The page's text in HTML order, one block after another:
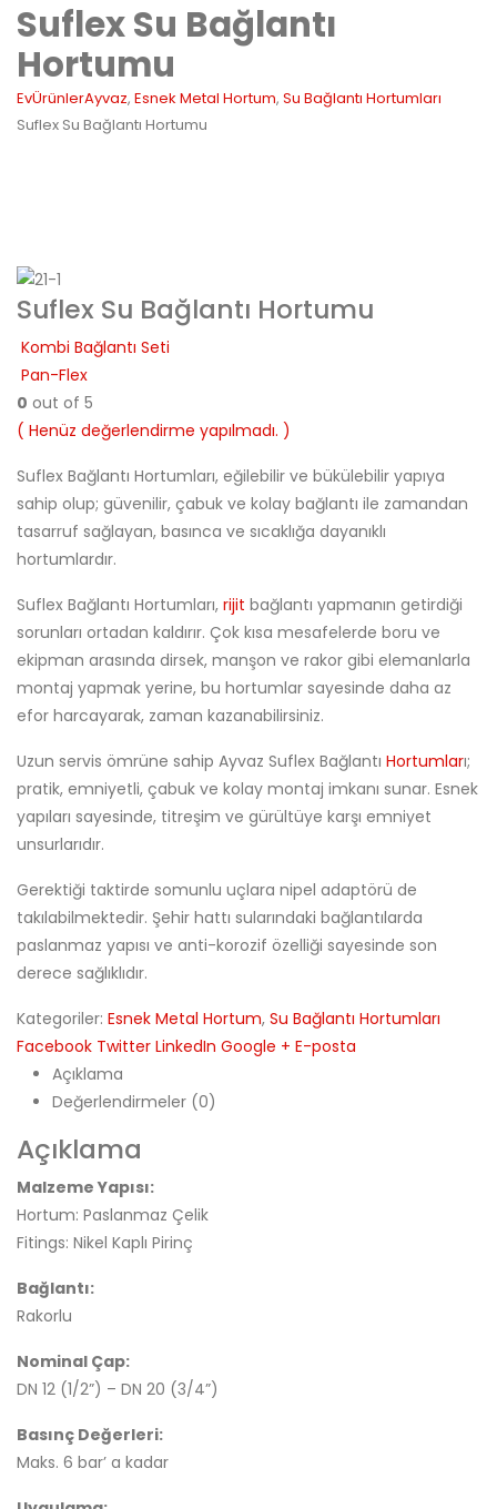
Suflex Su Bağlantı
Hortumu
EvÜrünlerAyvaz, Esnek Metal Hortum, Su Bağlantı Hortumları
Suflex Su Bağlantı Hortumu
Suflex Su Bağlantı Hortumu
Kombi Bağlantı Seti
Pan-Flex
0 out of 5
( Henüz değerlendirme yapılmadı. )
Suflex Bağlantı Hortumları, eğilebilir ve bükülebilir yapıya
sahip olup; güvenilir, çabuk ve kolay bağlantı ile zamandan
tasarruf sağlayan, basınca ve sıcaklığa dayanıklı
hortumlardır.
Suflex Bağlantı Hortumları, rijit bağlantı yapmanın getirdiği
sorunları ortadan kaldırır. Çok kısa mesafelerde boru ve
ekipman arasında dirsek, manşon ve rakor gibi elemanlarla
montaj yapmak yerine, bu hortumlar sayesinde daha az
efor harcayarak, zaman kazanabilirsiniz.
Uzun servis ömrüne sahip Ayvaz Suflex Bağlantı Hortumları;
pratik, emniyetli, çabuk ve kolay montaj imkanı sunar. Esnek
yapıları sayesinde, titreşim ve gürültüye karşı emniyet
unsurlarıdır.
Gerektiği taktirde somunlu uçlara nipel adaptörü de
takılabilmektedir. Şehir hattı sularındaki bağlantılarda
paslanmaz yapısı ve anti-korozif özelliği sayesinde son
derece sağlıklıdır.
Kategoriler: Esnek Metal Hortum, Su Bağlantı Hortumları
Facebook Twitter LinkedIn Google + E-posta
Açıklama
Değerlendirmeler (0)
Açıklama
Malzeme Yapısı:
Hortum: Paslanmaz Çelik
Fitings: Nikel Kaplı Pirinç
Bağlantı:
Rakorlu
Nominal Çap:
DN 12 (1/2”) – DN 20 (3/4”)
Basınç Değerleri:
Maks. 6 bar’ a kadar